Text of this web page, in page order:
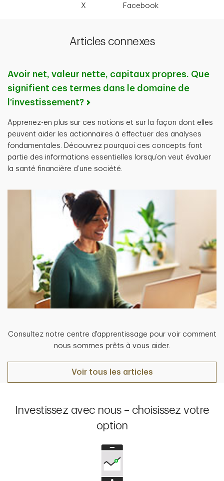
X Facebook
Articles connexes
Avoir net, valeur nette, capitaux propres. Que
signifient ces termes dans le domaine de
l’investissement?
Apprenez-en plus sur ces notions et sur la façon dont elles
peuvent aider les actionnaires à effectuer des analyses
fondamentales. Découvrez pourquoi ces concepts font
partie des informations essentielles lorsqu’on veut évaluer
la santé financière d’une société.
Consultez notre centre d'apprentissage pour voir comment
nous sommes prêts à vous aider.
Voir tous les articles
Investissez avec nous – choisissez votre
option